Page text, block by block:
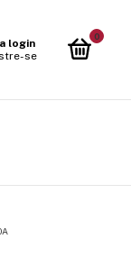
login
se
0